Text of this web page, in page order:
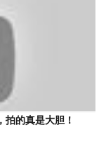
拍的真是大胆！